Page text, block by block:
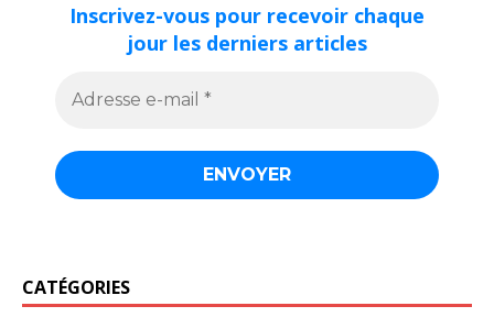
Inscrivez-vous pour recevoir chaque
jour les derniers articles
CATÉGORIES